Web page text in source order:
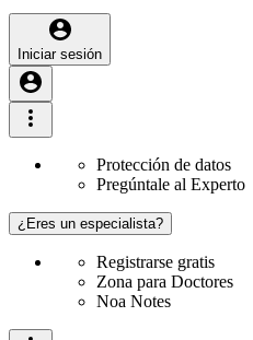
Iniciar sesión
Protección de datos
Pregúntale al Experto
¿Eres un especialista?
Registrarse gratis
Zona para Doctores
Noa Notes